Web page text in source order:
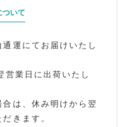
ついて
運にてお届けいたし
営業日に出荷いたし
は、休み明けから翌
きます。